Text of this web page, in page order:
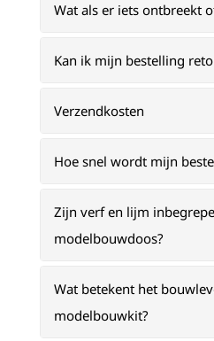
Wat als er iets ontbreekt
Kan ik mijn bestelling
Verzendkosten
Hoe snel wordt mijn
Zijn verf en lijm
modelbouwdoos?
Wat betekent het
modelbouwkit?